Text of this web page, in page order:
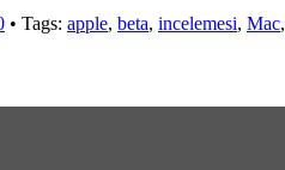
• Tags: apple, beta, incelemesi, Mac,